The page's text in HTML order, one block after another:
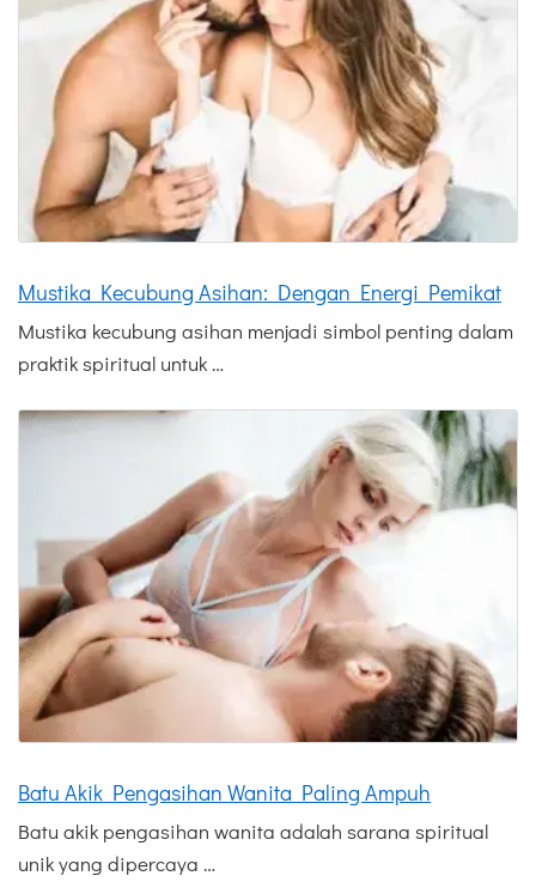
Mustika Kecubung Asihan: Dengan Energi Pemikat
Mustika kecubung asihan menjadi simbol penting dalam
praktik spiritual untuk …
Batu Akik Pengasihan Wanita Paling Ampuh
Batu akik pengasihan wanita adalah sarana spiritual
unik yang dipercaya …